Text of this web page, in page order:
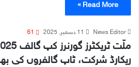
Read More »
News Editor 11 دسمبر, 2025 61
ریکارڈ شرکت، ٹاپ گالفروں کی